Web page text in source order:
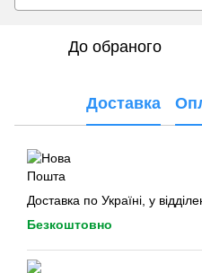
До обраного
Доставка
Доставка по Україні, у
Безкоштовно